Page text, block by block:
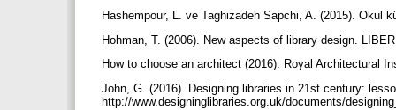
Hashempour, L. ve Taghizadeh Sapchi, A. (2015). Okul
Hohman, T. (2006). New aspects of library design.
How to choose an architect (2016). Royal Architectural
John, G. (2016). Designing libraries in 21st century:
http://www.designinglibraries.org.uk/documents/